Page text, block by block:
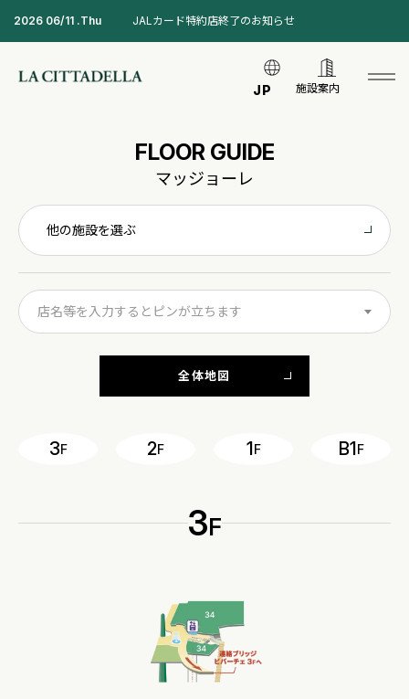
2026 06/11 .Thu JALカード特約店終了のお知らせ
JP 施設案内
FLOOR GUIDE
マッジョーレ
他の施設を選ぶ
店名等を入力するとピンが立ちます
全体地図
3F 2F 1F B1F
3F